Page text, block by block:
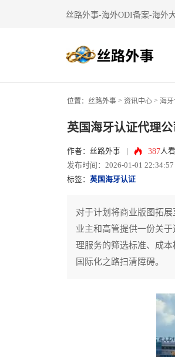
丝路外事-海外ODI备案-海外
位置： 丝路外事 > 资讯中心 > 海
英国海牙认证代理
作者：丝路外事 387人
发布时间：2026-01-01 22:34:57
标签： 英国海牙认证
对于计划将商业版图拓
业主和高管提供一份关
理服务的筛选标准、成
国际化之路扫清障碍。